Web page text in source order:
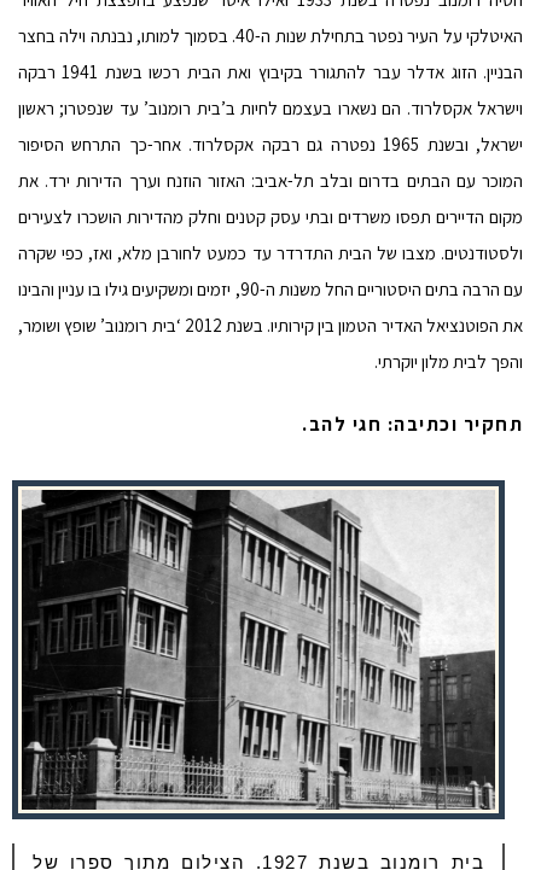
האיטלקי על העיר נפטר בתחילת שנות ה-40. בסמוך למותו, נבנתה וילה בחצר
הבניין. הזוג אדלר עבר להתגורר בקיבוץ ואת הבית רכשו בשנת 1941 רבקה
וישראל אקסלרוד. הם נשארו בעצמם לחיות ב’בית רומנוב’ עד שנפטרו; ראשון
ישראל, ובשנת 1965 נפטרה גם רבקה אקסלרוד. אחר-כך התרחש הסיפור
המוכר עם הבתים בדרום ובלב תל-אביב: האזור הוזנח וערך הדירות ירד. את
מקום הדיירים תפסו משרדים ובתי עסק קטנים וחלק מהדירות הושכרו לצעירים
ולסטודנטים. מצבו של הבית התדרדר עד כמעט לחורבן מלא, ואז, כפי שקרה
עם הרבה בתים היסטוריים החל משנות ה-90, יזמים ומשקיעים גילו בו עניין והבינו
את הפוטנציאל האדיר הטמון בין קירותיו. בשנת 2012 ‘בית רומנוב’ שופץ ושומר,
והפך לבית מלון יוקרתי.
תחקיר וכתיבה: חגי להב.
בית רומנוב בשנת 1927. הצילום מתוך ספרו של